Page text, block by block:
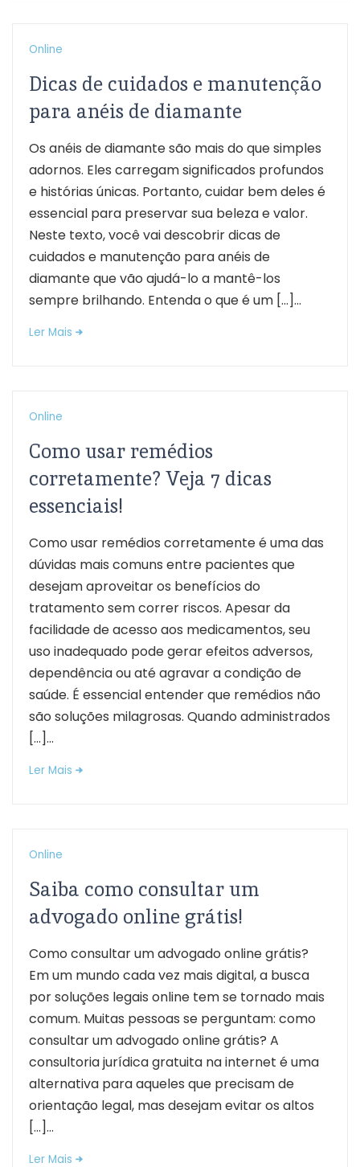
Online
Dicas de cuidados e manutenção
para anéis de diamante
Os anéis de diamante são mais do que simples
adornos. Eles carregam significados profundos
e histórias únicas. Portanto, cuidar bem deles é
essencial para preservar sua beleza e valor.
Neste texto, você vai descobrir dicas de
cuidados e manutenção para anéis de
diamante que vão ajudá-lo a mantê-los
sempre brilhando. Entenda o que é um […]...
Ler Mais
Online
Como usar remédios
corretamente? Veja 7 dicas
essenciais!
Como usar remédios corretamente é uma das
dúvidas mais comuns entre pacientes que
desejam aproveitar os benefícios do
tratamento sem correr riscos. Apesar da
facilidade de acesso aos medicamentos, seu
uso inadequado pode gerar efeitos adversos,
dependência ou até agravar a condição de
saúde. É essencial entender que remédios não
são soluções milagrosas. Quando administrados
[…]...
Ler Mais
Online
Saiba como consultar um
advogado online grátis!
Como consultar um advogado online grátis?
Em um mundo cada vez mais digital, a busca
por soluções legais online tem se tornado mais
comum. Muitas pessoas se perguntam: como
consultar um advogado online grátis? A
consultoria jurídica gratuita na internet é uma
alternativa para aqueles que precisam de
orientação legal, mas desejam evitar os altos
[…]...
Ler Mais